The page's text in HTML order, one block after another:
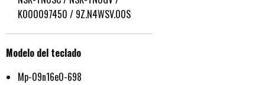
K000097450 / 9Z.N4WSV.00S
Modelo del teclado
Mp-09n16e0-698